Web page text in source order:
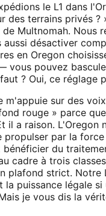
le L1 dans
des terrains privés
Multnomah. Nous
aussi désactiver
en Oregon
vous pouvez
? Oui, ce réglage
m'appuie sur des
rouge » parce
il a raison.
propulser par la
bénéficier du
cadre à trois
plafond strict. Notre
la puissance légale
je vous dis la